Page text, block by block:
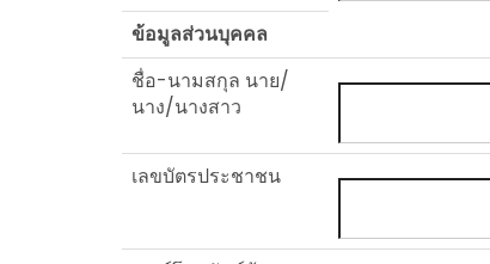
ข้อมูลส่วนบุคคล
ชื่อ-นามสกุล นาย/
นาง/นางสาว
เลขบัตรประชาชน